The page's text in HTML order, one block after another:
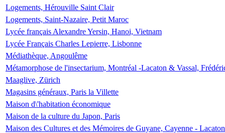
Logements, Hérouville Saint Clair
Logements, Saint-Nazaire, Petit Maroc
Lycée français Alexandre Yersin, Hanoi, Vietnam
Lycée Français Charles Lepierre, Lisbonne
Médiathèque, Angoulême
Métamorphose de l'insectarium, Montréal -Lacaton & Vassal,
Maaglive, Zürich
Magasins généraux, Paris la Villette
Maison d\'habitation économique
Maison de la culture du Japon, Paris
Maison des Cultures et des Mémoires de Guyane, Cayenne -